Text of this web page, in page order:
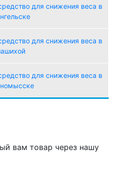
для снижения веса в
для снижения веса в
для снижения веса в
вам товар через нашу